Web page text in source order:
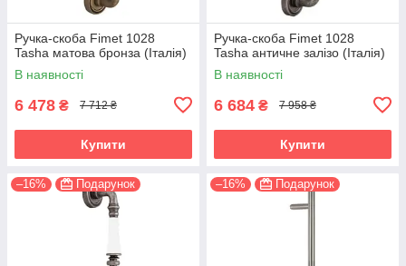
Ручка-скоба Fimet 1028
Tasha матова бронза (Італія)
В наявності
6 478 ₴ 7 712 ₴
Купити
Ручка-скоба Fimet 1028
Tasha античне залізо (Італія)
В наявності
6 684 ₴ 7 958 ₴
Купити
–16% Подарунок –16% Подарунок